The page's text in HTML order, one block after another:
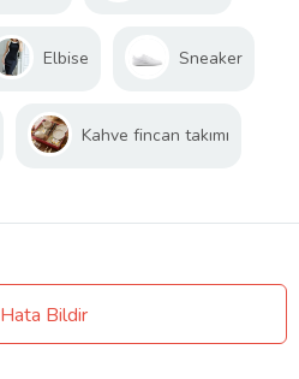
Elbise Sneaker
Kahve fincan takımı
Hata Bildir